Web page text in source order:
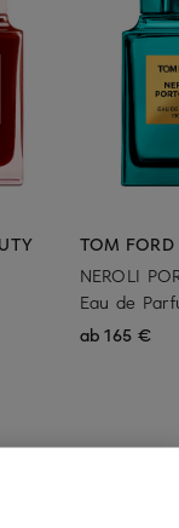
TOM FORD
NEROLI
Eau de
ab 165 €